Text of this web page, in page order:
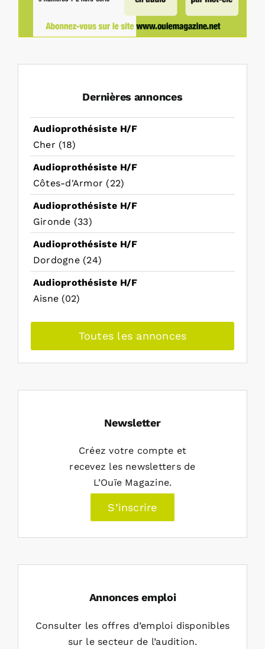
Dernières annonces
Audioprothésiste H/F
Cher (18)
Audioprothésiste H/F
Côtes-d'Armor (22)
Audioprothésiste H/F
Gironde (33)
Audioprothésiste H/F
Dordogne (24)
Audioprothésiste H/F
Aisne (02)
Toutes les annonces
Newsletter
Créez votre compte et
recevez les newsletters de
L’Ouïe Magazine.
S’inscrire
Annonces emploi
Consulter les offres d’emploi disponibles
sur le secteur de l’audition.